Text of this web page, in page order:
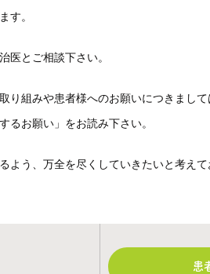
す。
医とご相談下さい。
り組みや患者様へのお願いにつきまし
るお願い」をお読み下さい。
よう、万全を尽くしていきたいと考えて
患